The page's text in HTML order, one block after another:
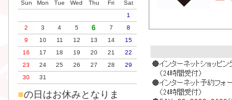
Sun
Mon Tue Wed Thu Fri
Sat
1
2
3 4 5 6 7
8
9
10 11 12 13 14
15
16
17 18 19 20 21
22
23
24 25 26 27 28
29
30
31
■の日はお休みとなりま